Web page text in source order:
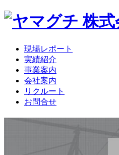
現場レポート
実績紹介
事業案内
会社案内
リクルート
お問合せ